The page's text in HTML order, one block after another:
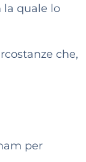
la quale lo
che,
per